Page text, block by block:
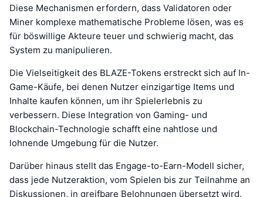
Diese Mechanismen erfordern, dass Validatoren oder
Miner komplexe mathematische Probleme lösen, was es
für böswillige Akteure teuer und schwierig macht, das
System zu manipulieren.
Die Vielseitigkeit des BLAZE-Tokens erstreckt sich auf In-
Game-Käufe, bei denen Nutzer einzigartige Items und
Inhalte kaufen können, um ihr Spielerlebnis zu
verbessern. Diese Integration von Gaming- und
Blockchain-Technologie schafft eine nahtlose und
lohnende Umgebung für die Nutzer.
Darüber hinaus stellt das Engage-to-Earn-Modell sicher,
dass jede Nutzeraktion, vom Spielen bis zur Teilnahme an
Diskussionen, in greifbare Belohnungen übersetzt wird.